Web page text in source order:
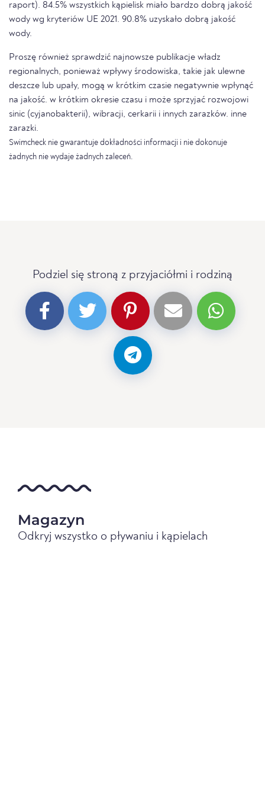
raport). 84.5% wszystkich kąpielisk miało bardzo dobrą jakość
wody wg kryteriów UE 2021. 90.8% uzyskało dobrą jakość
wody.
Proszę również sprawdzić najnowsze publikacje władz
regionalnych, ponieważ wpływy środowiska, takie jak ulewne
deszcze lub upały, mogą w krótkim czasie negatywnie wpłynąć
na jakość. w krótkim okresie czasu i może sprzyjać rozwojowi
sinic (cyjanobakterii), wibracji, cerkarii i innych zarazków. inne
zarazki.
Swimcheck nie gwarantuje dokładności informacji i nie dokonuje
żadnych nie wydaje żadnych zaleceń.
Podziel się stroną z przyjaciółmi i rodziną
Magazyn
Odkryj wszystko o pływaniu i kąpielach